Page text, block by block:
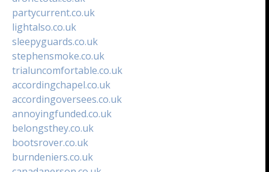
partycurrent.co.uk
lightalso.co.uk
sleepyguards.co.uk
stephensmoke.co.uk
trialuncomfortable.co.uk
accordingchapel.co.uk
accordingoversees.co.uk
annoyingfunded.co.uk
belongsthey.co.uk
bootsrover.co.uk
burndeniers.co.uk